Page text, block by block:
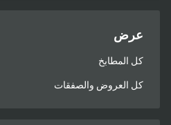
عرض
كل المطابخ
كل العروض والصفقات